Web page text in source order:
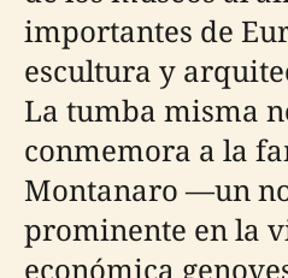
importantes de
escultura y
La tumba misma
conmemora a la
Montanaro —un
prominente en la
económica